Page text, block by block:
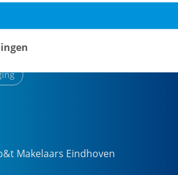
Makelaars Eindhoven